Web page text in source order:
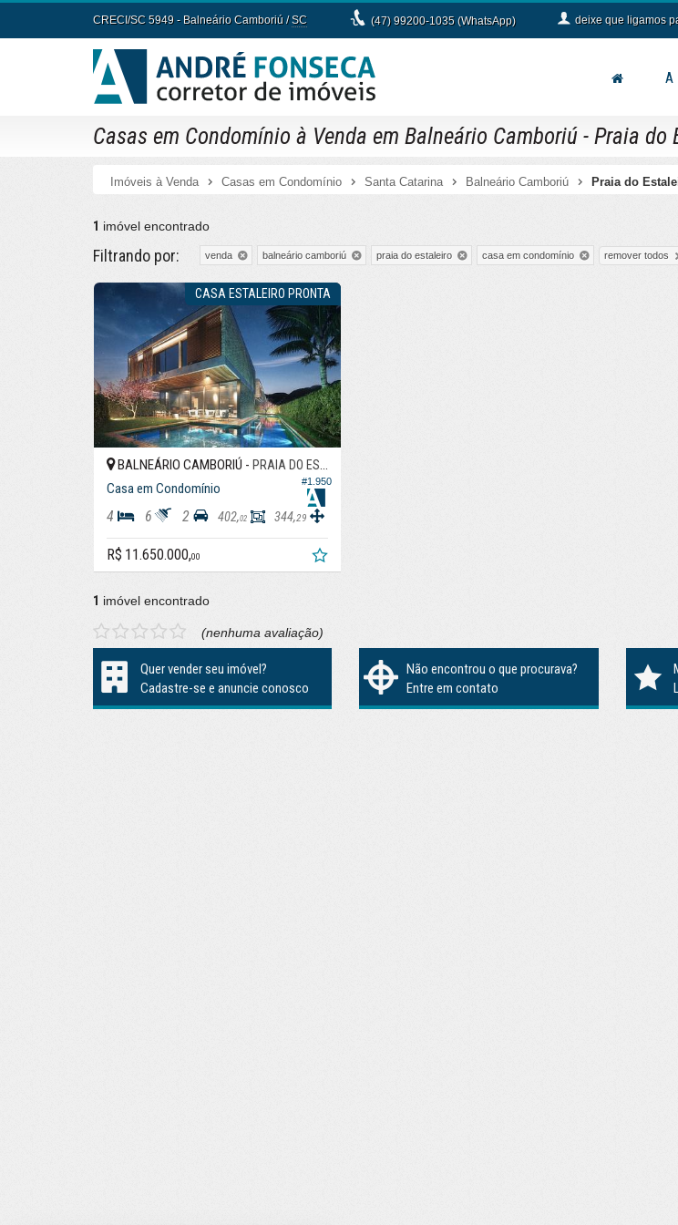
CRECI/SC 5949 - Balneário Camboriú /SC (47) 99200-1035 (WhatsApp) deixe que ligamos
A
Casas em Condomínio à Venda em Balneário Camboriú - Praia do
Imóveis à Venda Casas em Condomínio Santa Catarina Balneário Camboriú Praia do
1 imóvel encontrado
Filtrando por: venda balneário camboriú praia do estaleiro casa em condomínio remover todos
CASA ESTALEIRO PRONTA
#1.950
BALNEÁRIO CAMBORIÚ - PRAIA DO ESTALEIRO
Casa em Condomínio
4 6 2 402,02 344,29
R$ 11.650.000,00
1 imóvel encontrado
(nenhuma avaliação)
Quer vender seu imóvel?
Cadastre-se e anuncie conosco
Não encontrou o que procurava?
Entre em contato